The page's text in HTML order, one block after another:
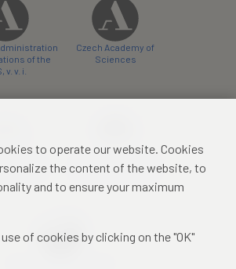
of the
v. v. i.
Czech Academy of
Sciences
centre
konferenční centrum
to operate our website. Cookies
the content of the website, to
and to ensure your maximum
of cookies by clicking on the "OK"